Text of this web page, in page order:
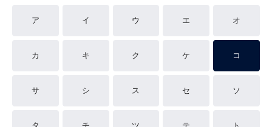
ア イ ウ エ オ
カ キ ク ケ コ
サ シ ス セ ソ